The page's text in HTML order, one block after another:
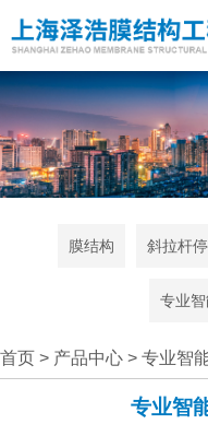
膜结构 斜拉杆
专业
首页 > 产品中心 > 专业智
专业智